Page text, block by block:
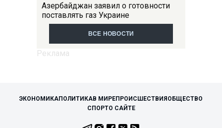
Азербайджан заявил о готовности
поставлять газ Украине
ВСЕ НОВОСТИ
ЭКОНОМИКАПОЛИТИКАВ МИРЕПРОИСШЕСТВИЯ ОБЩЕСТВО
СПОРТО САЙТЕ